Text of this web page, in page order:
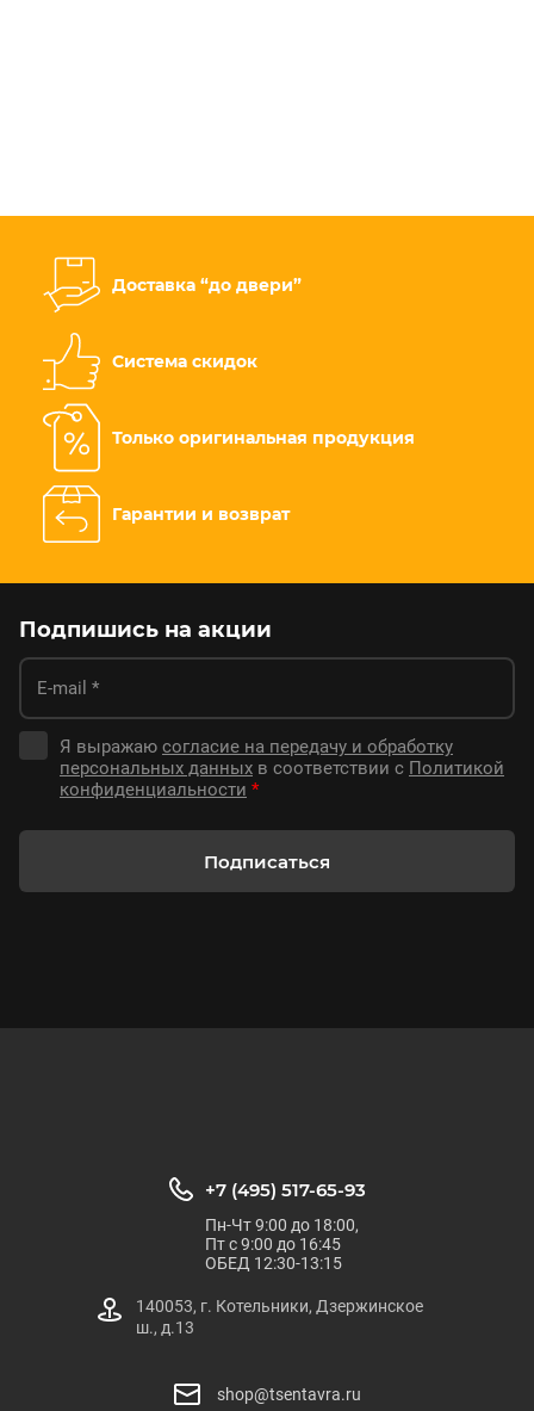
Доставка “до двери”
Система скидок
Только оригинальная продукция
Гарантии и возврат
Подпишись на акции
Я выражаю согласие на передачу и обработку
персональных данных в соответствии с Политикой
конфиденциальности *
Подписаться
+7 (495) 517-65-93
Пн-Чт 9:00 до 18:00,
Пт с 9:00 до 16:45
ОБЕД 12:30-13:15
140053, г. Котельники, Дзержинское
ш., д.13
shop@tsentavra.ru